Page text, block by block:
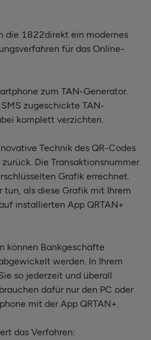
die 1822direkt ein modernes
für das Online-
zum TAN-Generator.
zugeschickte TAN-
komplett verzichten.
Technik des QR-Codes
Die Transaktionsnummer
Grafik errechnet.
tun, als diese Grafik mit Ihrem
installierten App QRTAN+
können Bankgeschäfte
werden. In Ihrem
so jederzeit und überall
dafür nur den PC oder
mit der App QRTAN+.
das Verfahren: